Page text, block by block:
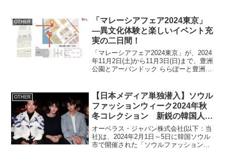
OTHER
「マレーシアフェア2024東京」
―異文化体験と楽しいイベント充
実の二日間！
「マレーシアフェア2024東京」が、2024
年11月2日(土)から11月3日(日)まで、豊洲
公園とアーバンドック ららぽーと豊洲で
時：2024年11月2日(土)、3日(...
OTHER
【日本メディア単独潜入】ソウル
ファッションウィーク2024年秋
冬コレクション 新鋭の韓国人デ
ザイナーズブランドがついに日本
上陸！
オーベラス・ジャパン株式会社(以下：当
社)は、2024年2月1日～5日に韓国ソウル
市で開催された「ソウルファッションウ